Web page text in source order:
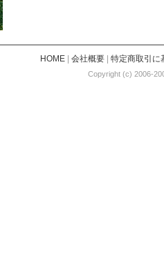
HOME| 会社概要| 特定商取引に
Copyright (c) 2006-